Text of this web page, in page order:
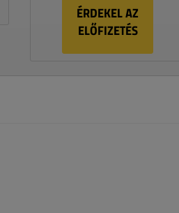
ÉRDEKEL AZ
ELŐFIZETÉS